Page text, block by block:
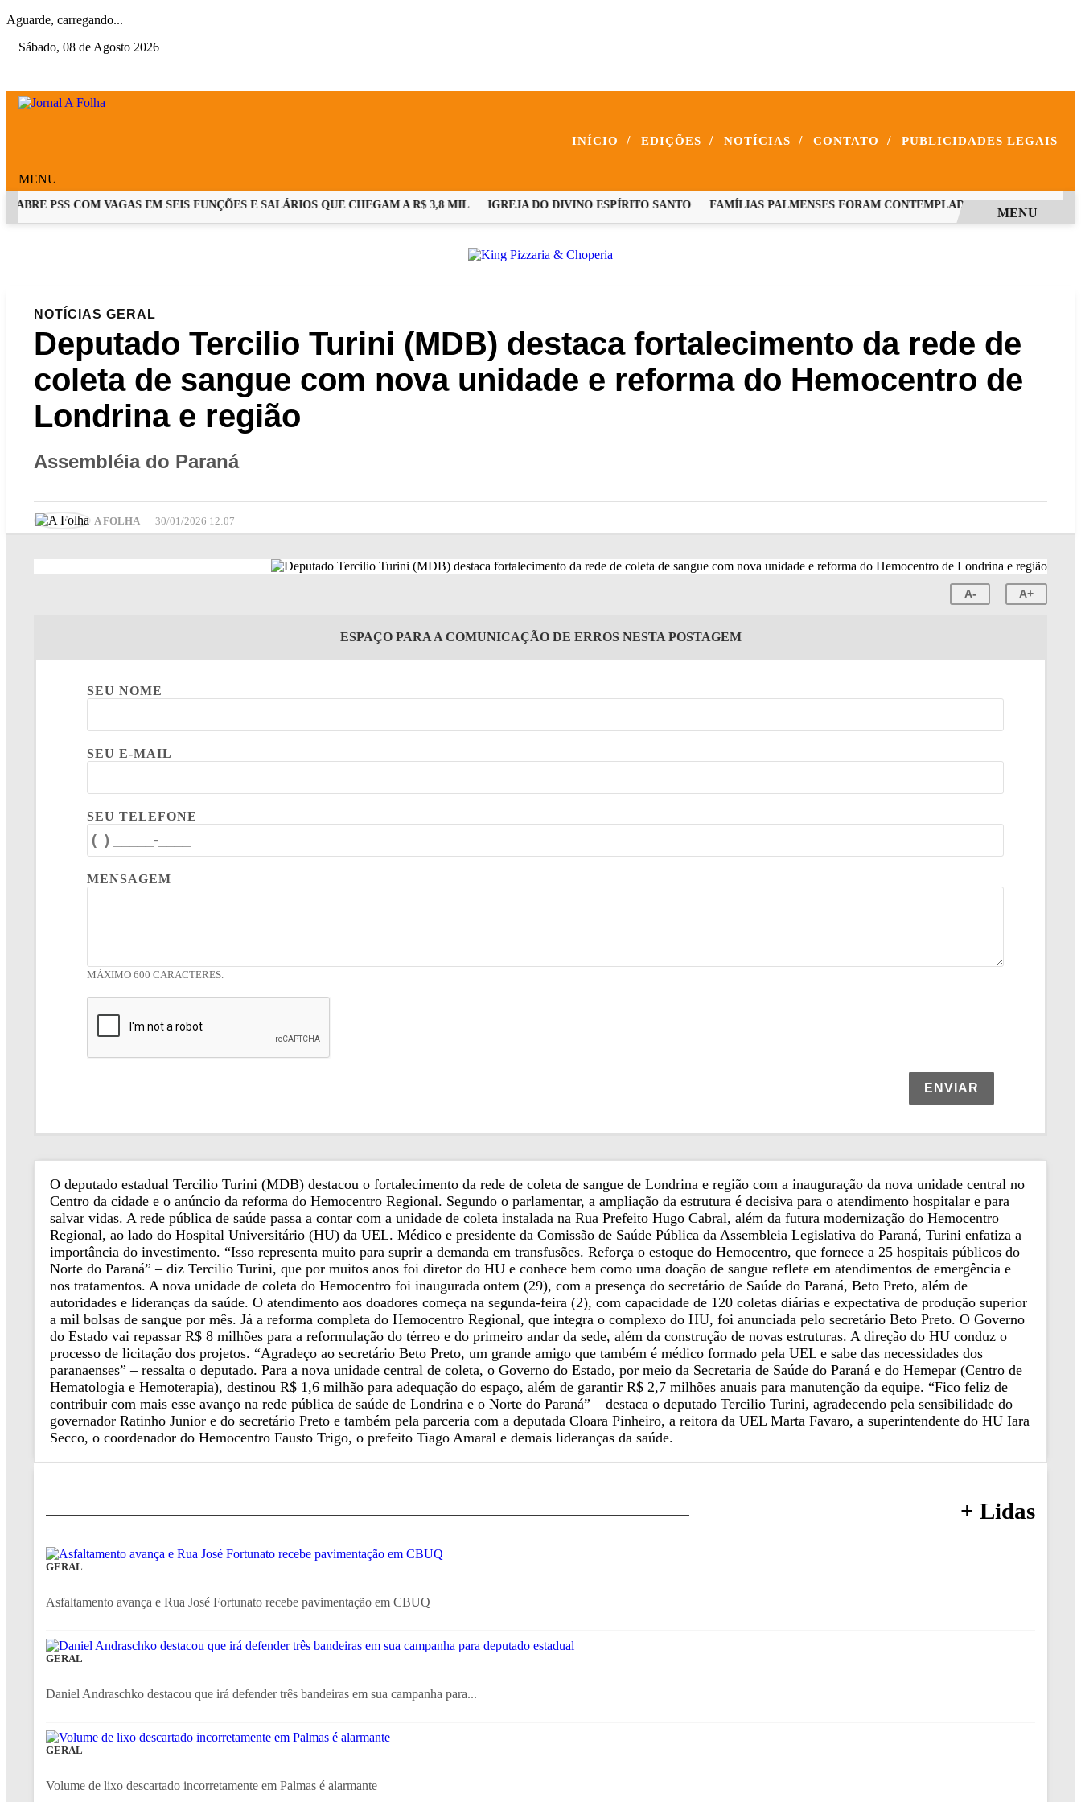
Aguarde, carregando...
Sábado, 08 de Agosto 2026
INÍCIO / EDIÇÕES / NOTÍCIAS / CONTATO / PUBLICIDADES LEGAIS
MENU
PSS COM VAGAS EM SEIS FUNÇÕES E SALÁRIOS QUE CHEGAM A R$ 3,8 MIL IGREJA DO DIVINO ESPÍRITO SANTO FAMÍLIAS PALMENSES FORAM CONTEMPLADAS COM PROGRAMAS
MENU
NOTÍCIAS GERAL
Deputado Tercilio Turini (MDB) destaca fortalecimento da rede de
coleta de sangue com nova unidade e reforma do Hemocentro de
Londrina e região
Assembléia do Paraná
A FOLHA 30/01/2026 12:07
A- A+
ESPAÇO PARA A COMUNICAÇÃO DE ERROS NESTA POSTAGEM
SEU NOME
SEU E-MAIL
SEU TELEFONE
MENSAGEM
MÁXIMO 600 CARACTERES.
ENVIAR
O deputado estadual Tercilio Turini (MDB) destacou o fortalecimento da rede de coleta de sangue de Londrina e região com a inauguração da nova unidade central no
Centro da cidade e o anúncio da reforma do Hemocentro Regional. Segundo o parlamentar, a ampliação da estrutura é decisiva para o atendimento hospitalar e para
salvar vidas. A rede pública de saúde passa a contar com a unidade de coleta instalada na Rua Prefeito Hugo Cabral, além da futura modernização do Hemocentro
Regional, ao lado do Hospital Universitário (HU) da UEL. Médico e presidente da Comissão de Saúde Pública da Assembleia Legislativa do Paraná, Turini enfatiza a
importância do investimento. “Isso representa muito para suprir a demanda em transfusões. Reforça o estoque do Hemocentro, que fornece a 25 hospitais públicos do
Norte do Paraná” – diz Tercilio Turini, que por muitos anos foi diretor do HU e conhece bem como uma doação de sangue reflete em atendimentos de emergência e
nos tratamentos. A nova unidade de coleta do Hemocentro foi inaugurada ontem (29), com a presença do secretário de Saúde do Paraná, Beto Preto, além de
autoridades e lideranças da saúde. O atendimento aos doadores começa na segunda-feira (2), com capacidade de 120 coletas diárias e expectativa de produção superior
a mil bolsas de sangue por mês. Já a reforma completa do Hemocentro Regional, que integra o complexo do HU, foi anunciada pelo secretário Beto Preto. O Governo
do Estado vai repassar R$ 8 milhões para a reformulação do térreo e do primeiro andar da sede, além da construção de novas estruturas. A direção do HU conduz o
processo de licitação dos projetos. “Agradeço ao secretário Beto Preto, um grande amigo que também é médico formado pela UEL e sabe das necessidades dos
paranaenses” – ressalta o deputado. Para a nova unidade central de coleta, o Governo do Estado, por meio da Secretaria de Saúde do Paraná e do Hemepar (Centro de
Hematologia e Hemoterapia), destinou R$ 1,6 milhão para adequação do espaço, além de garantir R$ 2,7 milhões anuais para manutenção da equipe. “Fico feliz de
contribuir com mais esse avanço na rede pública de saúde de Londrina e o Norte do Paraná” – destaca o deputado Tercilio Turini, agradecendo pela sensibilidade do
governador Ratinho Junior e do secretário Preto e também pela parceria com a deputada Cloara Pinheiro, a reitora da UEL Marta Favaro, a superintendente do HU Iara
Secco, o coordenador do Hemocentro Fausto Trigo, o prefeito Tiago Amaral e demais lideranças da saúde.
+ Lidas
GERAL
Asfaltamento avança e Rua José Fortunato recebe pavimentação em CBUQ
GERAL
Daniel Andraschko destacou que irá defender três bandeiras em sua campanha para...
GERAL
Volume de lixo descartado incorretamente em Palmas é alarmante